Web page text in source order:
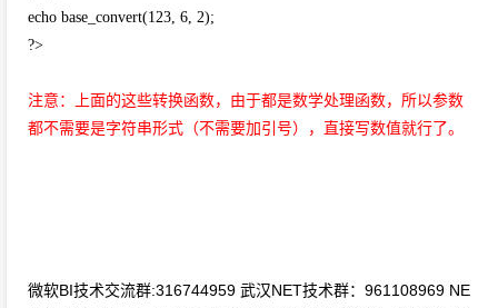
echo base_convert(123, 6, 2);
?>
注意：上面的这些转换函数，由于都是数学处理函数，所以参数
都不需要是字符串形式（不需要加引号），直接写数值就行了。
微软BI技术交流群:316744959 武汉NET技术群：961108969 NE